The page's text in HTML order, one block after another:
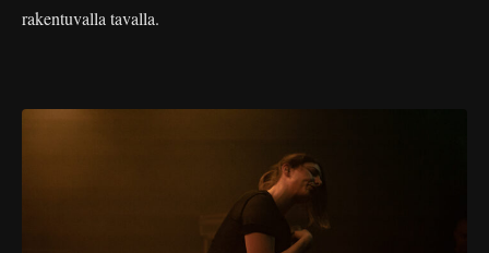
rakentuvalla tavalla.